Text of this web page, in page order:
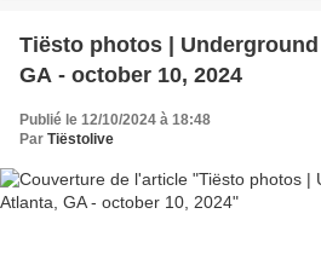
Tiësto photos |
GA - october 10, 2024
Publié le 12/10/2024 à 18:48
Par Tiëstolive